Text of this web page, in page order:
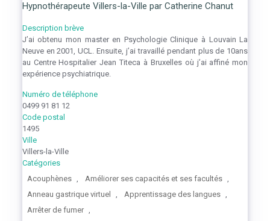
Hypnothérapeute Villers-la-Ville par Catherine Chanut
Description brève
J’ai obtenu mon master en Psychologie Clinique à Louvain La
Neuve en 2001, UCL. Ensuite, j’ai travaillé pendant plus de 10ans
au Centre Hospitalier Jean Titeca à Bruxelles où j’ai affiné mon
expérience psychiatrique.
Numéro de téléphone
0499 91 81 12
Code postal
1495
Ville
Villers-la-Ville
Catégories
Acouphènes , Améliorer ses capacités et ses facultés ,
Anneau gastrique virtuel
, Apprentissage des langues ,
Arrêter de fumer ,